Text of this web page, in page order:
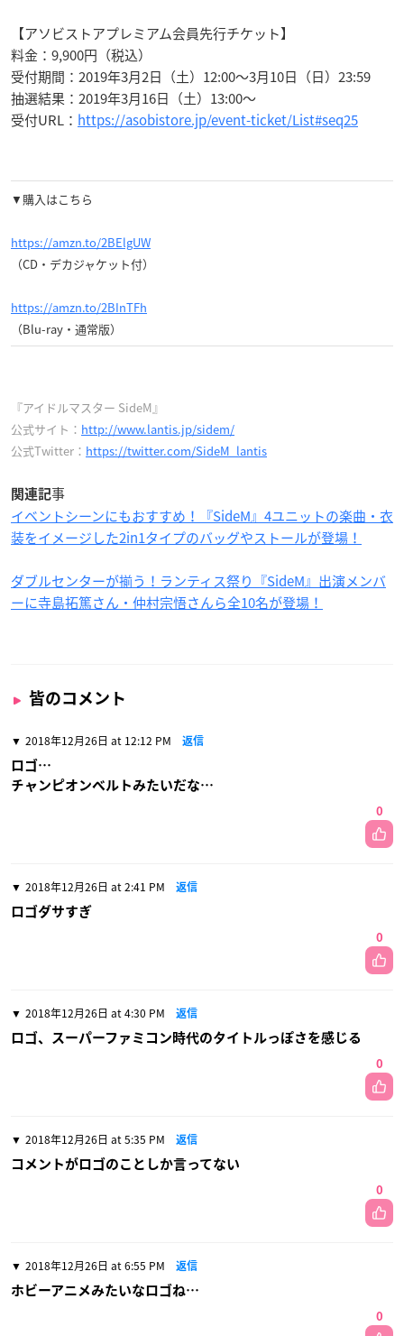
【アソビストアプレミアム会員先行チケット】
料金：9,900円（税込）
受付期間：2019年3月2日（土）12:00〜3月10日（日）23:59
抽選結果：2019年3月16日（土）13:00〜
受付URL： https://asobistore.jp/event-ticket/List#seq25
▼購入はこちら
https://amzn.to/2BElgUW
（CD・デカジャケット付）
https://amzn.to/2BInTFh
（Blu-ray・通常版）
『アイドルマスター SideM』
公式サイト： http://www.lantis.jp/sidem/
公式Twitter： https://twitter.com/SideM_lantis
関連記事
イベントシーンにもおすすめ！『SideM』4ユニットの楽曲・衣
装をイメージした2in1タイプのバッグやストールが登場！
ダブルセンターが揃う！ランティス祭り『SideM』出演メンバ
ーに寺島拓篤さん・仲村宗悟さんら全10名が登場！
皆のコメント
2018年12月26日 at 12:12 PM 返信
ロゴ…
チャンピオンベルトみたいだな…
0
2018年12月26日 at 2:41 PM 返信
ロゴダサすぎ
0
2018年12月26日 at 4:30 PM 返信
ロゴ、スーパーファミコン時代のタイトルっぽさを感じる
0
2018年12月26日 at 5:35 PM 返信
コメントがロゴのことしか言ってない
0
2018年12月26日 at 6:55 PM 返信
ホビーアニメみたいなロゴね…
0